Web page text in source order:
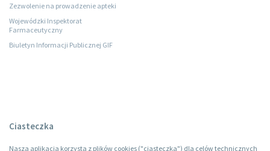
Zezwolenie na prowadzenie apteki
Wojewódzki Inspektorat
Farmaceutyczny
Biuletyn Informacji Publicznej GIF
Ciasteczka
Nasza aplikacja korzysta z plików cookies ("ciasteczka") dla celów technicznych